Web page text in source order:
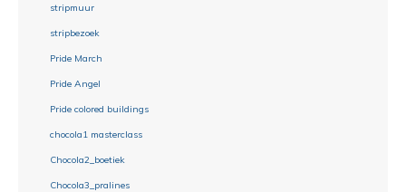
stripmuur
stripbezoek
Pride March
Pride Angel
Pride colored buildings
chocola1 masterclass
Chocola2_boetiek
Chocola3_pralines